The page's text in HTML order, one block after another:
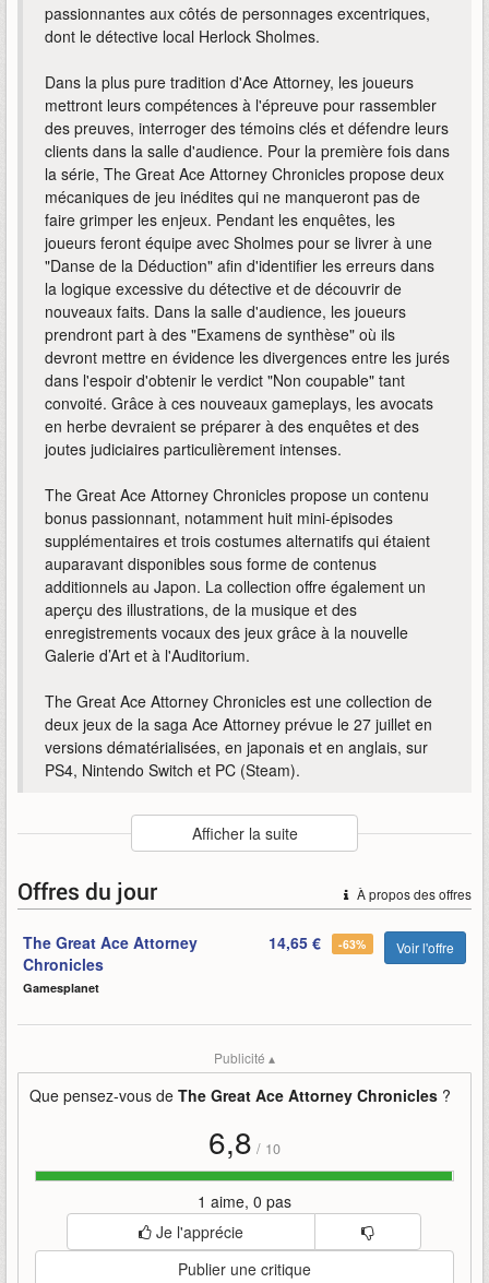
passionnantes aux côtés de personnages excentriques,
dont le détective local Herlock Sholmes.
Dans la plus pure tradition d'Ace Attorney, les joueurs
mettront leurs compétences à l'épreuve pour rassembler
des preuves, interroger des témoins clés et défendre leurs
clients dans la salle d'audience. Pour la première fois dans
la série, The Great Ace Attorney Chronicles propose deux
mécaniques de jeu inédites qui ne manqueront pas de
faire grimper les enjeux. Pendant les enquêtes, les
joueurs feront équipe avec Sholmes pour se livrer à une
"Danse de la Déduction" afin d'identifier les erreurs dans
la logique excessive du détective et de découvrir de
nouveaux faits. Dans la salle d'audience, les joueurs
prendront part à des "Examens de synthèse" où ils
devront mettre en évidence les divergences entre les jurés
dans l'espoir d'obtenir le verdict "Non coupable" tant
convoité. Grâce à ces nouveaux gameplays, les avocats
en herbe devraient se préparer à des enquêtes et des
joutes judiciaires particulièrement intenses.
The Great Ace Attorney Chronicles propose un contenu
bonus passionnant, notamment huit mini-épisodes
supplémentaires et trois costumes alternatifs qui étaient
auparavant disponibles sous forme de contenus
additionnels au Japon. La collection offre également un
aperçu des illustrations, de la musique et des
enregistrements vocaux des jeux grâce à la nouvelle
Galerie d’Art et à l'Auditorium.
The Great Ace Attorney Chronicles est une collection de
deux jeux de la saga Ace Attorney prévue le 27 juillet en
versions dématérialisées, en japonais et en anglais, sur
PS4, Nintendo Switch et PC (Steam).
Auteur
Capcom
: Mind
Mots-clefs
2021
bande-annonce
capcom chronicles great juillet occident the
Afficher la suite
À propos des offres
Offres du jour
The Great Ace Attorney
Chronicles
Gamesplanet
14,65 € -63% Voir l'offre
Publicité ▴
Que pensez-vous de The Great Ace Attorney Chronicles ?
6,8 / 10
1 aime, 0 pas
Je l'apprécie
Publier une critique